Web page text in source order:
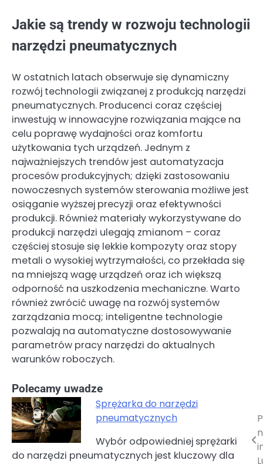
Jakie są trendy w rozwoju technologii
narzędzi pneumatycznych
W ostatnich latach obserwuje się dynamiczny
rozwój technologii związanej z produkcją narzędzi
pneumatycznych. Producenci coraz częściej
inwestują w innowacyjne rozwiązania mające na
celu poprawę wydajności oraz komfortu
użytkowania tych urządzeń. Jednym z
najważniejszych trendów jest automatyzacja
procesów produkcyjnych; dzięki zastosowaniu
nowoczesnych systemów sterowania możliwe jest
osiąganie wyższej precyzji oraz efektywności
produkcji. Również materiały wykorzystywane do
produkcji narzędzi ulegają zmianom – coraz
częściej stosuje się lekkie kompozyty oraz stopy
metali o wysokiej wytrzymałości, co przekłada się
na mniejszą wagę urządzeń oraz ich większą
odporność na uszkodzenia mechaniczne. Warto
również zwrócić uwagę na rozwój systemów
zarządzania mocą; inteligentne technologie
pozwalają na automatyczne dostosowywanie
parametrów pracy narzędzi do aktualnych
warunków roboczych.
Polecamy uwadze
Sprężarka do narzędzi
pneumatycznych
Wybór odpowiedniej sprężarki
do narzędzi pneumatycznych jest kluczowy dla
Nawigacja
wpisu